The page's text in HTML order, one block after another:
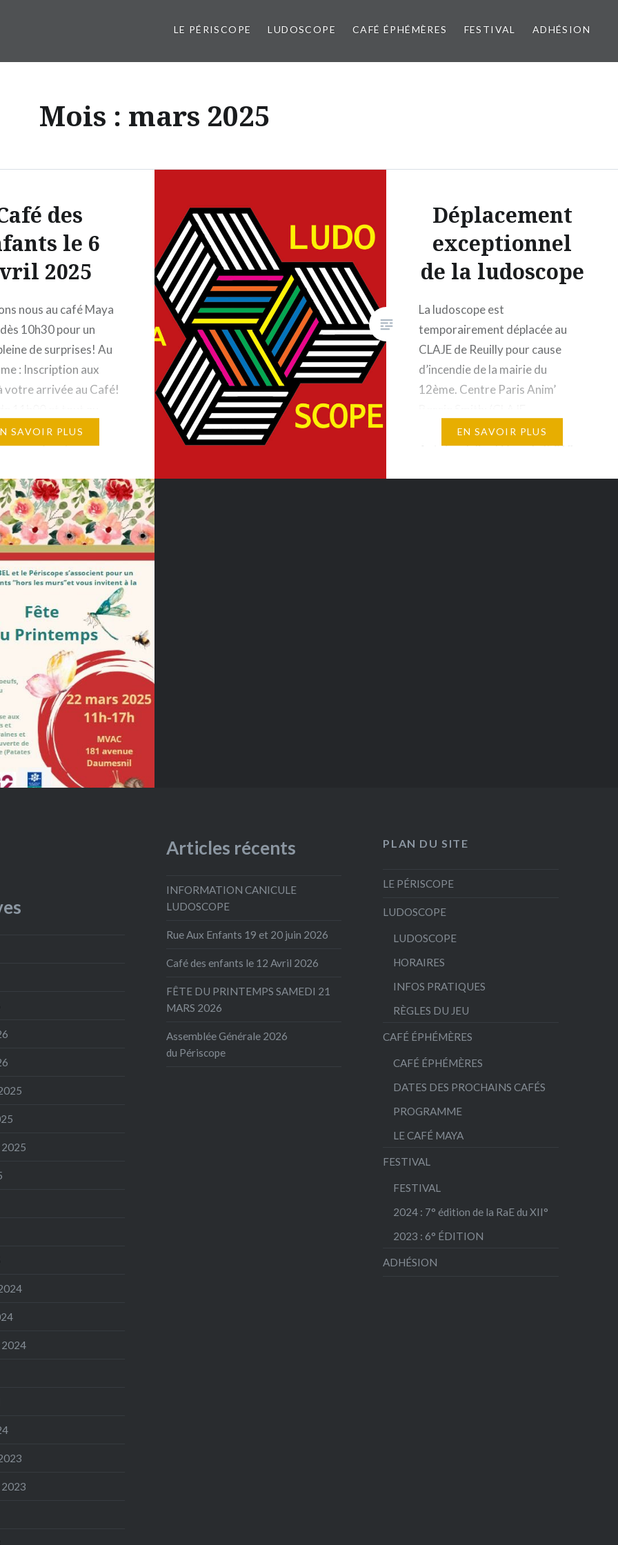
LE PÉRISCOPE LUDOSCOPE CAFÉ ÉPHÉMÈRES FESTIVAL ADHÉSION
Mois : mars 2025
des
le 6
2025
nous au café Maya
10h30 pour un
de surprises! Au
: Inscription aux
votre arrivée au Café!
journée, Pascal le
sera présent pour
dès 8 ans. Toute…
SAVOIR PLUS
Déplacement
exceptionnel
de la ludoscope
La ludoscope est
temporairement déplacée au
CLAJE de Reuilly pour cause
d’incendie de la mairie du
12ème. Centre Paris Anim’
Reuilly)Adresse: 19 Rue
Antoine-Julien Hénard, 75012
EN SAVOIR PLUS
Articles récents
INFORMATION CANICULE
LUDOSCOPE
Rue Aux Enfants 19 et 20 juin 2026
Café des enfants le 12 Avril 2026
FÊTE DU PRINTEMPS SAMEDI 21
MARS 2026
Assemblée Générale 2026
du Périscope
PLAN DU SITE
LE PÉRISCOPE
LUDOSCOPE
LUDOSCOPE
HORAIRES
INFOS PRATIQUES
RÈGLES DU JEU
CAFÉ ÉPHÉMÈRES
CAFÉ ÉPHÉMÈRES
DATES DES PROCHAINS CAFÉS
PROGRAMME
LE CAFÉ MAYA
FESTIVAL
FESTIVAL
2024 : 7° édition de la RaE du XII°
2023 : 6° ÉDITION
ADHÉSION
2025
2024
2023